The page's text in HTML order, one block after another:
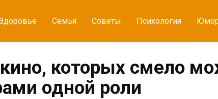
Семья Советы Психология
которых смело
одной роли